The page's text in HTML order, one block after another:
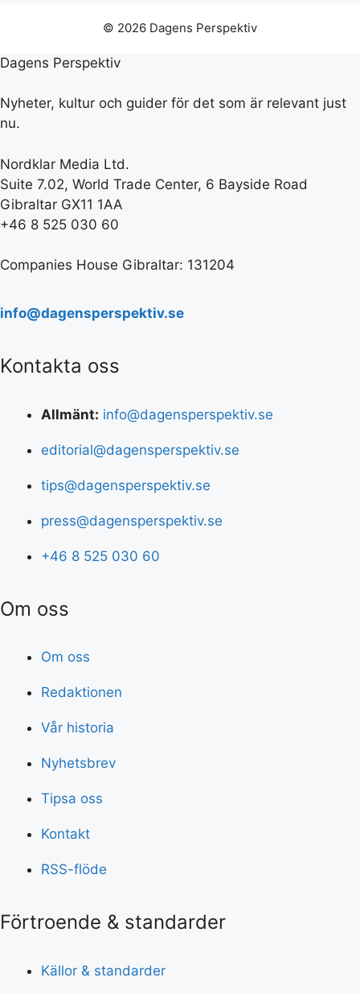
© 2026 Dagens Perspektiv
Dagens Perspektiv
Nyheter, kultur och guider för det som är relevant just
nu.
Nordklar Media Ltd.
Suite 7.02, World Trade Center, 6 Bayside Road
Gibraltar GX11 1AA
+46 8 525 030 60
Companies House Gibraltar: 131204
info@dagensperspektiv.se
Kontakta oss
Allmänt: info@dagensperspektiv.se
editorial@dagensperspektiv.se
tips@dagensperspektiv.se
press@dagensperspektiv.se
+46 8 525 030 60
Om oss
Om oss
Redaktionen
Vår historia
Nyhetsbrev
Tipsa oss
Kontakt
RSS-flöde
Förtroende & standarder
Källor & standarder